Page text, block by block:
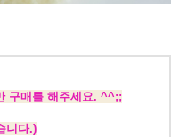
구매를 해주세요. ^^;;
니다.)